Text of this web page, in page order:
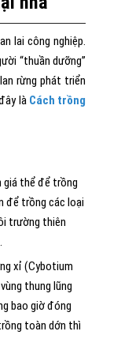
lai công nghiệp.
“thuần dưỡng”
rừng phát triển
là Cách trồng
giá thể để trồng
để trồng các loại
trường thiên
xỉ (Cybotium
thung lũng
bao giờ đóng
toàn dớn thì